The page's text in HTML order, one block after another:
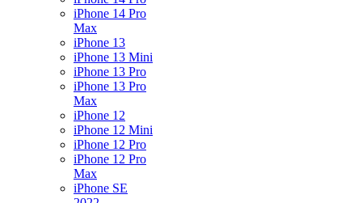
iPhone 14 Pro
Max
iPhone 13
iPhone 13 Mini
iPhone 13 Pro
iPhone 13 Pro
Max
iPhone 12
iPhone 12 Mini
iPhone 12 Pro
iPhone 12 Pro
Max
iPhone SE